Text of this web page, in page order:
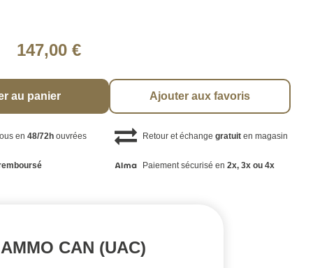
147,00 €
au panier Ajouter aux favoris
en48/72h ouvrées Retour et échange gratuiten magasin
Paiement sécurisé en 2x, 3x ou 4x
CAN (UAC)